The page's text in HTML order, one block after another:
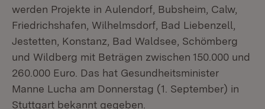
werden Projekte in Aulendorf, Bubsheim, Calw,
Friedrichshafen, Wilhelmsdorf, Bad Liebenzell,
Jestetten, Konstanz, Bad Waldsee, Schömberg
und Wildberg mit Beträgen zwischen 150.000 und
260.000 Euro. Das hat Gesundheitsminister
Manne Lucha am Donnerstag (1. September) in
Stuttgart bekannt gegeben.